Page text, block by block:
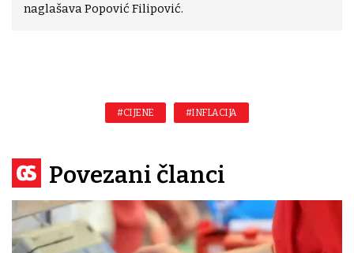
naglašava Popović Filipović.
#CIJENE #INFLACIJA
Povezani članci